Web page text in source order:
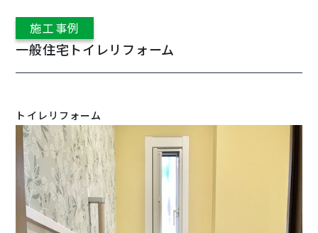
一般住宅トイレリフォーム
施工事例
トイレリフォーム